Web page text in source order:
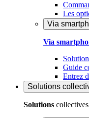
Les
Via
Via
Guide
Entrez
Solutions
Solutions